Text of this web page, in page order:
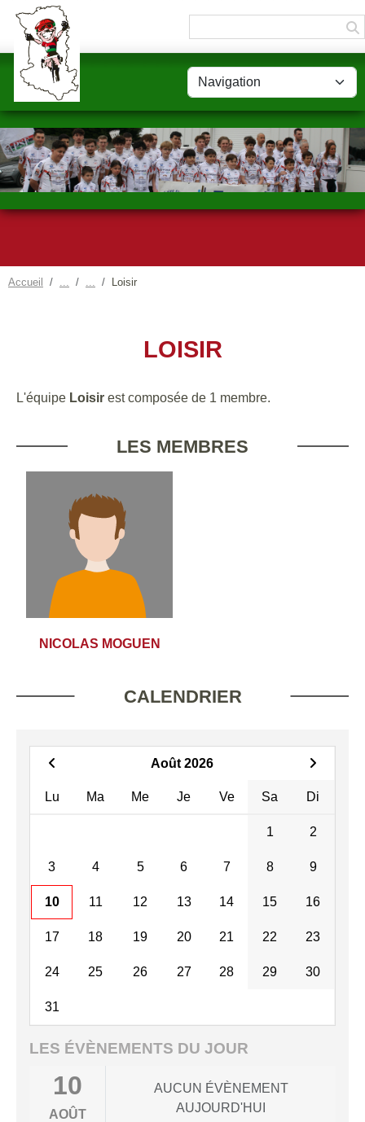
Accueil Loisir
LOISIR
L'équipe Loisir est composée de 1 membre.
LES MEMBRES
NICOLAS MOGUEN
CALENDRIER
Août 2026
Lu Ma Me Je Ve Sa Di
1 2
3 4 5 6 7 8 9
10 11 12 13 14 15 16
17 18 19 20 21 22 23
24 25 26 27 28 29 30
31
LES ÉVÈNEMENTS DU JOUR
10
AOÛT
AUCUN ÉVÈNEMENT
AUJOURD'HUI
Panneau de gestion des cookies